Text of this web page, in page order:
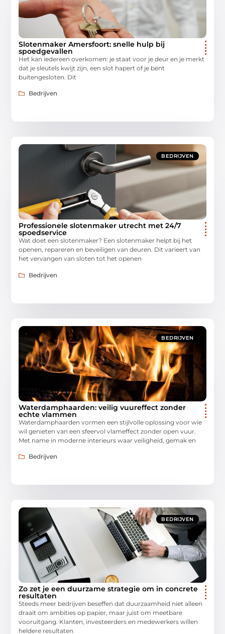
Slotenmaker Amersfoort: snelle hulp bij
spoedgevallen
Het kan iedereen overkomen: je staat voor je deur en je merkt
dat je sleutels kwijt zijn, een slot hapert of je bent
buitengesloten. Dit
Bedrijven
BEDRIJVEN
Professionele slotenmaker utrecht met 24/7
spoedservice
Wat doet een slotenmaker? Een slotenmaker helpt bij het
openen, repareren en beveiligen van deuren. Dit varieert van
het vervangen van sloten tot het openen
Bedrijven
BEDRIJVEN
Waterdamphaarden: veilig vuureffect zonder
echte vlammen
Waterdamphaarden vormen een stijlvolle oplossing voor wie
wil genieten van een sfeervol vlameffect zonder open vuur.
Met name in moderne interieurs waar veiligheid, gemak en
Bedrijven
BEDRIJVEN
Zo zet je een duurzame strategie om in concrete
resultaten
Steeds meer bedrijven beseffen dat duurzaamheid niet alleen
draait om ambities op papier, maar juist om meetbare
vooruitgang. Klanten, investeerders en medewerkers willen
heldere resultaten